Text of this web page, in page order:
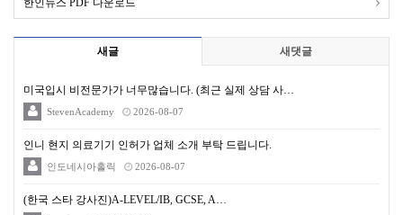
한인뉴스 PDF 다운로드
새글 새댓글
미국입시 비전문가가 너무많습니다. (최근 실제 상담 사…
StevenAcademy 2026-08-07
인니 현지 의료기기 인허가 업체 소개 부탁 드립니다.
인도네시아홀릭 2026-08-07
(한국 스타 강사진)A-LEVEL/IB, GCSE, A…